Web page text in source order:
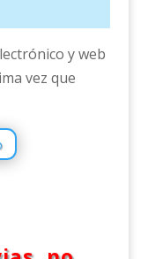
y web
vez que